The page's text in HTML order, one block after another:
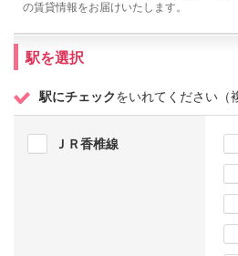
の賃貸情報をお届けいたします。
駅を選択
駅にチェックをいれてください（
ＪＲ香椎線